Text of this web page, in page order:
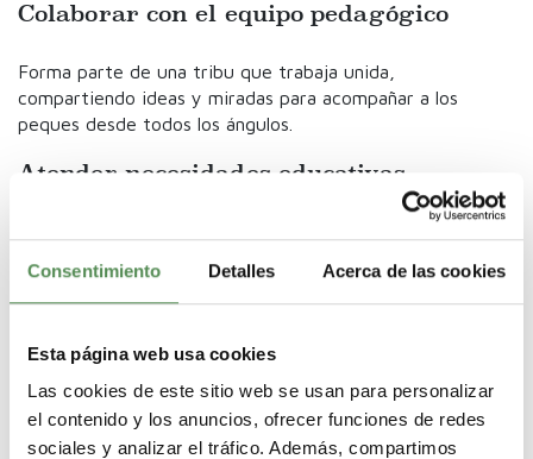
Consentimiento Detalles Acerca de las cookies
Esta página web usa cookies
Las cookies de este sitio web se usan para personalizar
el contenido y los anuncios, ofrecer funciones de redes
sociales y analizar el tráfico. Además, compartimos
Colaborar con el equipo pedagógico
Forma parte de una tribu que trabaja unida,
compartiendo ideas y miradas para acompañar a los
peques desde todos los ángulos.
Atender necesidades educativas
el cuento, el ritmo y la melodía a cada niño/a
años y de 3 a 6 años
Rol del educador infantil de 0 a 3 años